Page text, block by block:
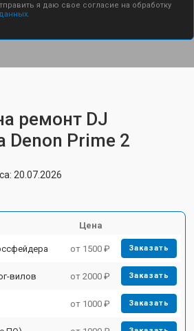
я даю свое согласие на обработку
ремонт DJ
Denon Prime 2
20.07.2026
Цена
от 1500 ₽ Заказать
вилов от 2000 ₽ Заказать
от 1000 ₽ Заказать